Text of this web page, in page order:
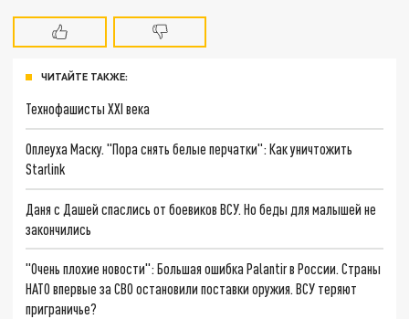
ЧИТАЙТЕ ТАКЖЕ:
Технофашисты XXI века
Оплеуха Маску. "Пора снять белые перчатки": Как уничтожить
Starlink
Даня с Дашей спаслись от боевиков ВСУ. Но беды для малышей не
закончились
"Очень плохие новости": Большая ошибка Palantir в России. Страны
НАТО впервые за СВО остановили поставки оружия. ВСУ теряют
приграничье?